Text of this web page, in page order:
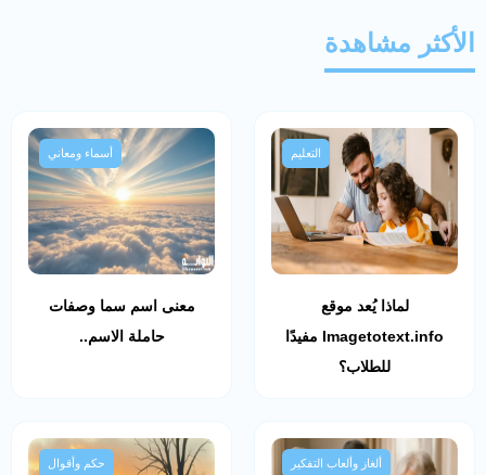
الأكثر مشاهدة
التعليم
لماذا يُعد موقع
Imagetotext.info مفيدًا
للطلاب؟
أسماء ومعاني
معنى اسم سما وصفات
حاملة الاسم..
ألغاز وألعاب التفكير حكم وأقوال